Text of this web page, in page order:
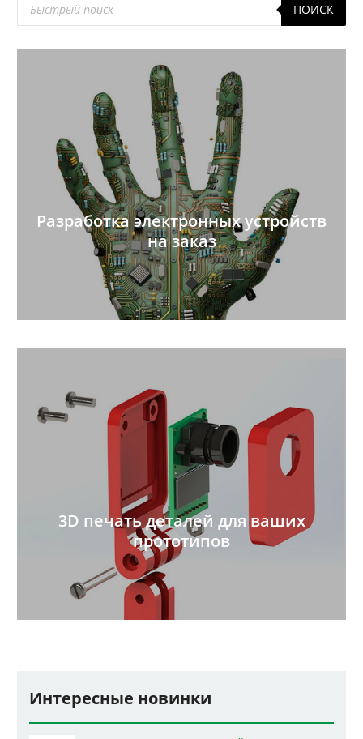
товаров
ПОИСК
Разработка электронных устройств
на заказ
3D печать деталей для ваших
прототипов
Интересные новинки